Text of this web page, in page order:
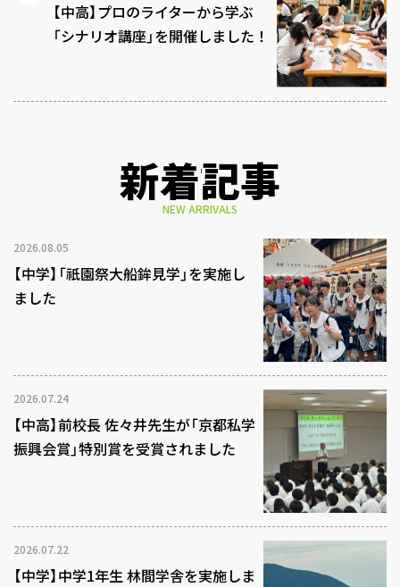
【中高】プロのライターから学ぶ
「シナリオ講座」を開催しました！
新着記事
NEW ARRIVALS
2026.08.05
【中学】「祇園祭大船鉾見学」を実施し
ました
2026.07.24
【中高】前校長 佐々井先生が「京都私学
振興会賞」特別賞を受賞されました
2026.07.22
【中学】中学1年生 林間学舎を実施しま